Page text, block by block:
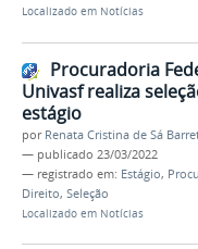
Localizado em Notícias
Procuradoria
Univasf realiza
estágio
por Renata Cristina de Sá
— publicado 23/03/2022
— registrado em: Estágio,
Direito, Seleção
Localizado em Notícias